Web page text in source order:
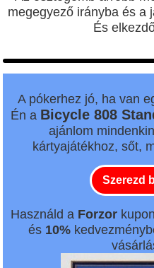
megegyező irányba és a
És
A pókerhez jó, ha van
Én a Bicycle 808
ajánlom
kártyajátékhoz, sőt,
Szerezd
Használd a Forzor
és 10%